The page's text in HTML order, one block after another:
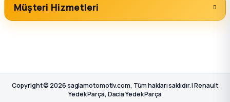
Müşteri Hizmetleri
Copyright © 2026 saglamotomotiv.com, Tüm hakları saklıdır. | Renault
Yedek Parça, Dacia Yedek Parça